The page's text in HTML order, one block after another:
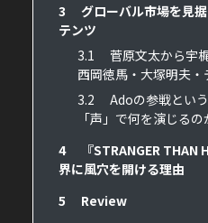
3
グローバル市場を見
テンツ
3.1
菅原文太から宇
西岡徳馬・大塚明夫・
3.2
Adoの参戦とい
「声」で何を演じるの
4
『STRANGER THAN
界に風穴を開ける理由
5
Review